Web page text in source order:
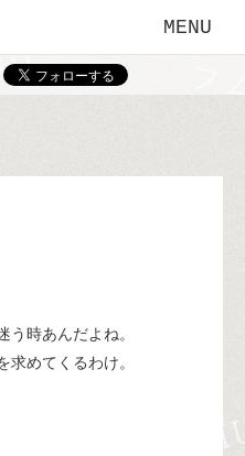
MENU
う時あんだよね。
求めてくるわけ。